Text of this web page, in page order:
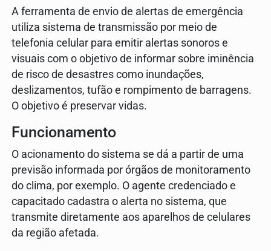
A ferramenta de envio de alertas de emergência
utiliza sistema de transmissão por meio de
telefonia celular para emitir alertas sonoros e
visuais com o objetivo de informar sobre iminência
de risco de desastres como inundações,
deslizamentos, tufão e rompimento de barragens.
O objetivo é preservar vidas.
Funcionamento
O acionamento do sistema se dá a partir de uma
previsão informada por órgãos de monitoramento
do clima, por exemplo. O agente credenciado e
capacitado cadastra o alerta no sistema, que
transmite diretamente aos aparelhos de celulares
da região afetada.